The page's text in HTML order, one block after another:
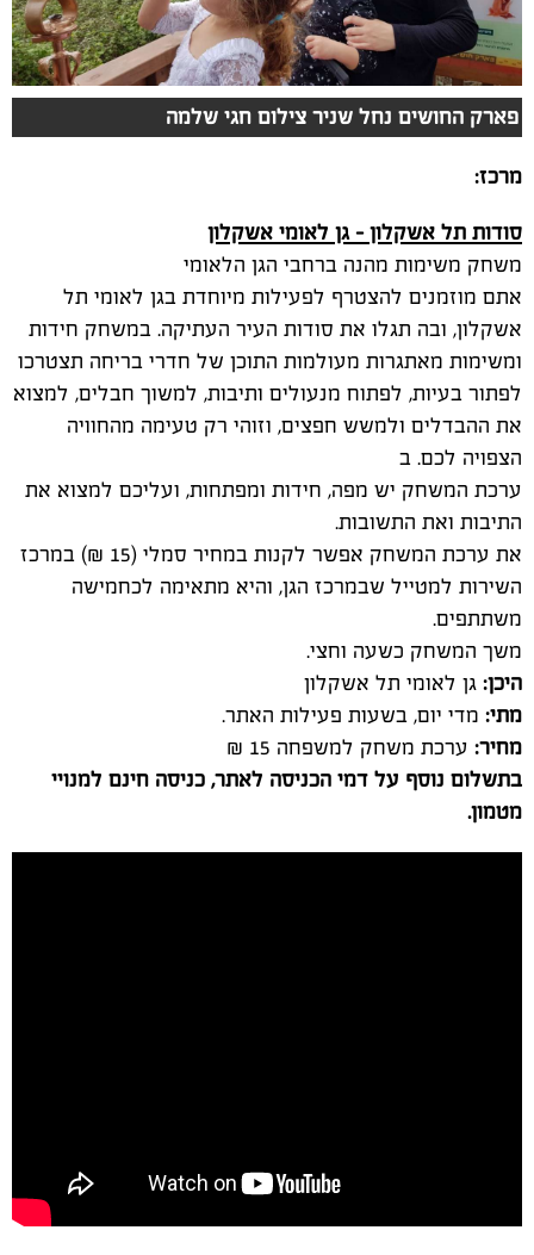
מרכז:
סודות תל אשקלון – גן לאומי אשקלון
משחק משימות מהנה ברחבי הגן הלאומי
אתם מוזמנים להצטרף לפעילות מיוחדת בגן לאומי תל
ומשימות מאתגרות מעולמות התוכן של חדרי בריחה תצטרכו
לפתור בעיות, לפתוח מנעולים ותיבות, למשוך חבלים, למצוא
את ההבדלים ולמשש חפצים, וזוהי רק טעימה מהחוויה
הצפויה לכם. ב
ערכת המשחק יש מפה, חידות ומפתחות, ועליכם למצוא את
התיבות ואת התשובות.
את ערכת המשחק אפשר לקנות במחיר סמלי (15 ₪) במרכז
השירות למטייל שבמרכז הגן, והיא מתאימה לכחמישה
משתתפים.
משך המשחק כשעה וחצי.
היכן:גן לאומי תל אשקלון
מתי: מדי יום, בשעות פעילות האתר.
מחיר:ערכת משחק למשפחה 15 ₪
בתשלום נוסף על דמי הכניסה לאתר, כניסה חינם למנויי
מטמון.
צאו לטייל עם המדריך הקולי שלוקח אתכם למסע חווייתי
תרבותי ומעבר לזמן – צאו לטייל עם מערכת ההדרכה